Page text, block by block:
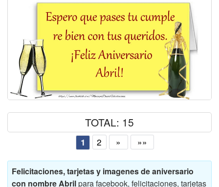
TOTAL: 15
1 2 » »»
Felicitaciones, tarjetas y imagenes de aniversario
con nombre Abrilpara facebook, felicitaciones, tarjetas